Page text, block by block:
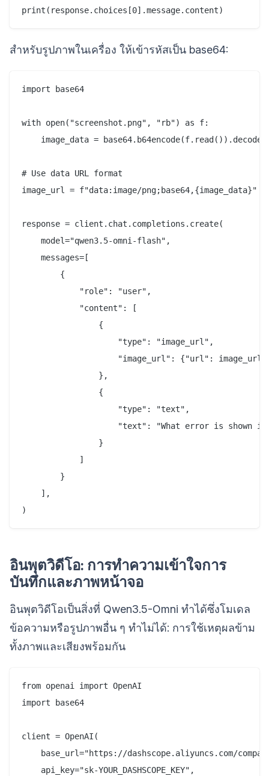
สำหรับรูปภาพในเครื่อง ให้เข้ารหัสเป็น base64:
import base64
with open("screenshot.png", "rb") as f:
image_data =
# Use data URL format
image_url = f"data:image/png;base64,{image_data}"
response = client.chat.completions.create(
    model="qwen3.5-omni-flash",
    messages=[
        {
            "role": "user",
            "content": [
                {
                    "type": "image_url",
                    "image_url": {"url": image_url}
                },
                {
                    "type": "text",
"text": "What error is shown
                }
            ]
        }
    ],
อินพุตวิดีโอ: การทำความเข้าใจการ
บันทึกและภาพหน้าจอ
อินพุตวิดีโอเป็นสิ่งที่ Qwen3.5-Omni ทำได้ซึ่งโมเดล
ข้อความหรือรูปภาพอื่น ๆ ทำไม่ได้: การใช้เหตุผลข้าม
ทั้งภาพและเสียงพร้อมกัน
from openai import OpenAI
import base64
client = OpenAI(
base_url="https://dashscope.aliyuncs.com/
    api_key="sk-YOUR_DASHSCOPE_KEY",